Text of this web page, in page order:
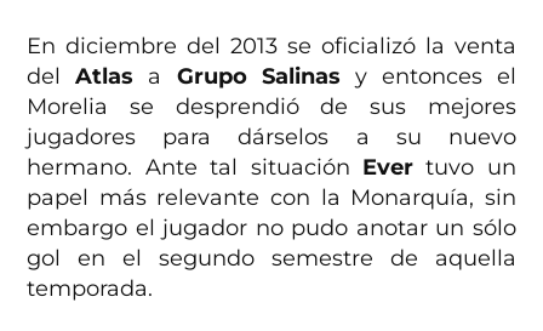
En diciembre del 2013 se oficializó la venta
delAtlas a Grupo Salinas y entonces el
Morelia se desprendió de sus mejores
jugadores para dárselos a su nuevo
hermano. Ante tal situación Evertuvo un
papel más relevante con la Monarquía, sin
embargo el jugador no pudo anotar un sólo
gol en el segundo semestre de aquella
temporada.